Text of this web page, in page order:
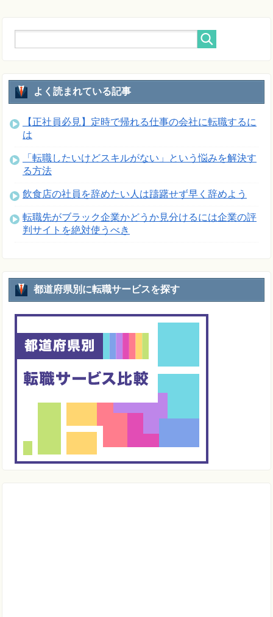
よく読まれている記事
【正社員必見】定時で帰れる仕事の会社に転職するに
は
「転職したいけどスキルがない」という悩みを解決す
る方法
飲食店の社員を辞めたい人は躊躇せず早く辞めよう
転職先がブラック企業かどうか見分けるには企業の評
判サイトを絶対使うべき
都道府県別に転職サービスを探す